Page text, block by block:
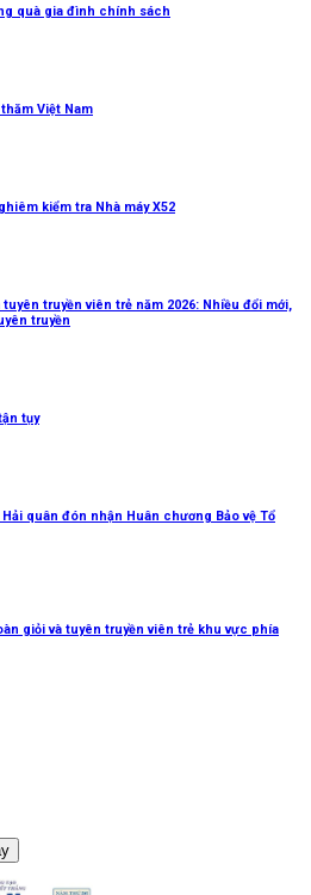
quà gia đình chính sách
Việt Nam
kiểm tra Nhà máy X52
truyền viên trẻ năm 2026: Nhiều đổi mới,
truyền
tụy
quân đón nhận Huân chương Bảo vệ Tổ
giỏi và tuyên truyền viên trẻ khu vực phía